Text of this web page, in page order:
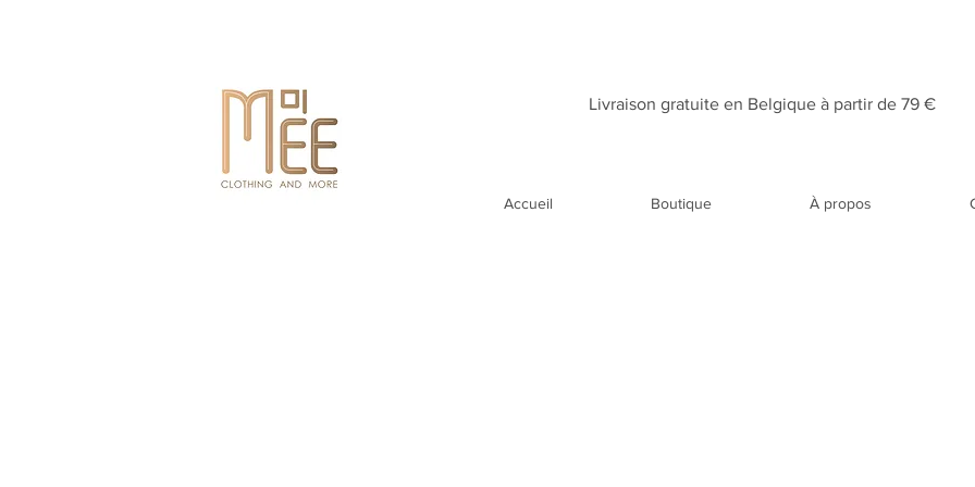
Livraison gratuite en Belgique à partir de 79 €​
Accueil Boutique À propos